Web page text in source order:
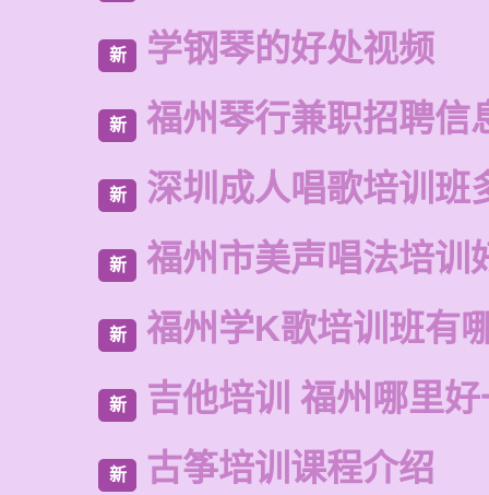
新 学钢琴的好处视频
新 福州琴行兼职招聘信
新 深圳成人唱歌培训班
新 福州市美声唱法培训
新 福州学K歌培训班有
新 吉他培训 福州哪里
新 古筝培训课程介绍